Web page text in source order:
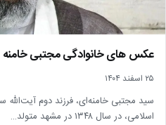
عکس های خانوادگی مجتبی خامنه
۲۵ اسفند ۱۴۰۴
سید مجتبی خامنه‌ای، فرزند دوم آیت‌الله
اسلامی، در سال ۱۳۴۸ در مشهد متولد…